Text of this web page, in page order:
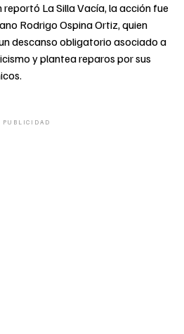
reportó La Silla Vacía, la acción fue
Rodrigo Ospina Ortiz, quien
descanso obligatorio asociado a
y plantea reparos por sus
PUBLICIDAD